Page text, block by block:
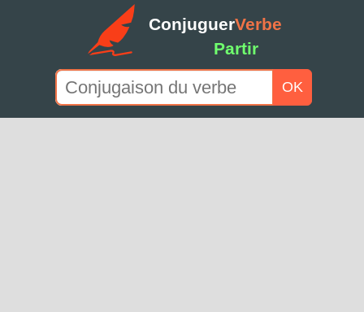
ConjuguerVerbe
Partir
OK